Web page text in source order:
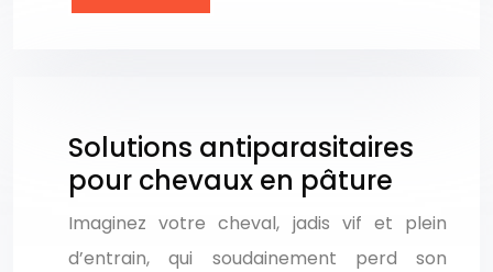
Solutions antiparasitaires
pour chevaux en pâture
Imaginez votre cheval, jadis vif et plein
d’entrain, qui soudainement perd son